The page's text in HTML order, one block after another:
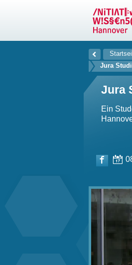
Jura
Jura
Ein